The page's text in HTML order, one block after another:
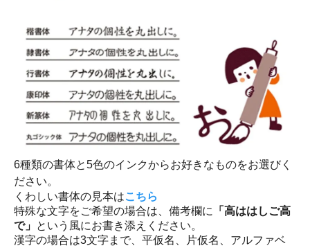
6種類の書体と5色のインクからお好きなものをお選びく
ださい。
くわしい書体の見本はこちら
特殊な文字をご希望の場合は、備考欄に
「高ははしご高
で」 という風にお書き添えください。
漢字の場合は3文字まで、平仮名、片仮名、アルファベ